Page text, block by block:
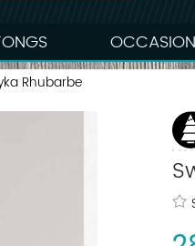
OCCASION
Rhubarbe